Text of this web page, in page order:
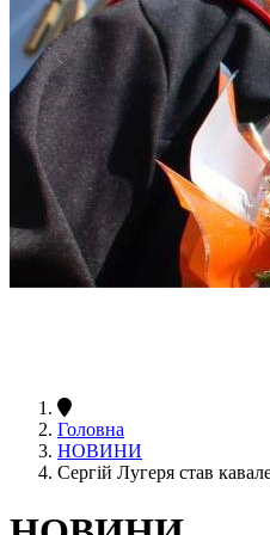
Головна
НОВИНИ
Сергій Лугеря став